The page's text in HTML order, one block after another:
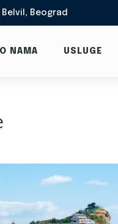
Belvil, Beograd
O NAMA USLUGE